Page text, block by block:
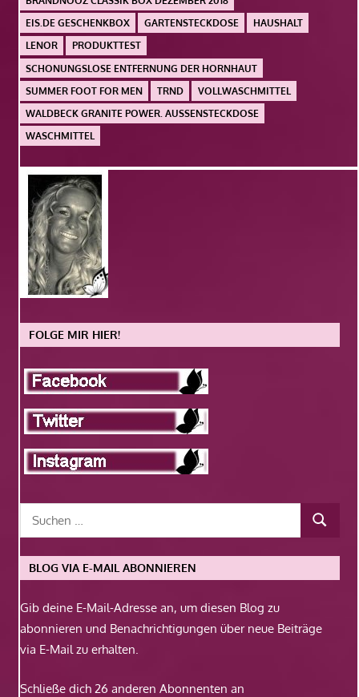
EIS.DE GESCHENKBOX
GARTENSTECKDOSE
HAUSHALT
LENOR
PRODUKTTEST
SCHONUNGSLOSE ENTFERNUNG DER HORNHAUT
SUMMER FOOT FOR MEN
TRND
VOLLWASCHMITTEL
WALDBECK GRANITE POWER. AUSSENSTECKDOSE
WASCHMITTEL
FOLGE MIR HIER!
BLOG VIA E-MAIL ABONNIEREN
Gib deine E-Mail-Adresse an, um diesen Blog zu
abonnieren und Benachrichtigungen über neue Beiträge
via E-Mail zu erhalten.
Schließe dich 26 anderen Abonnenten an